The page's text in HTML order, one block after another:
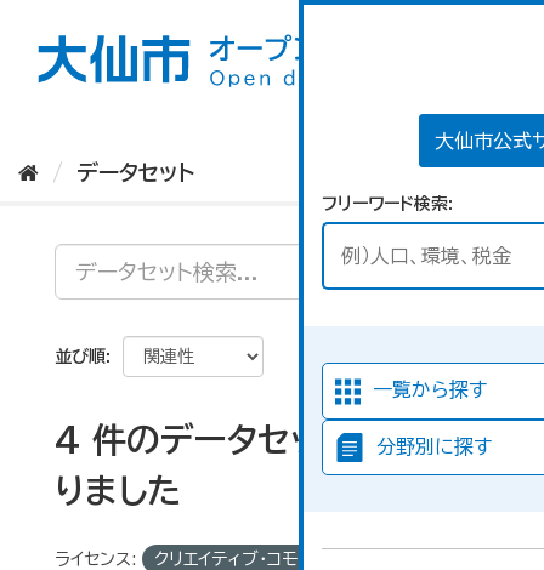
大仙市公式
フリーワード検索
一覧から探す
分野別に探す
データセット
並び順
4 件のデータセットが見つか
りました
ライセンス: クリエイティブ・コモンズ 表示